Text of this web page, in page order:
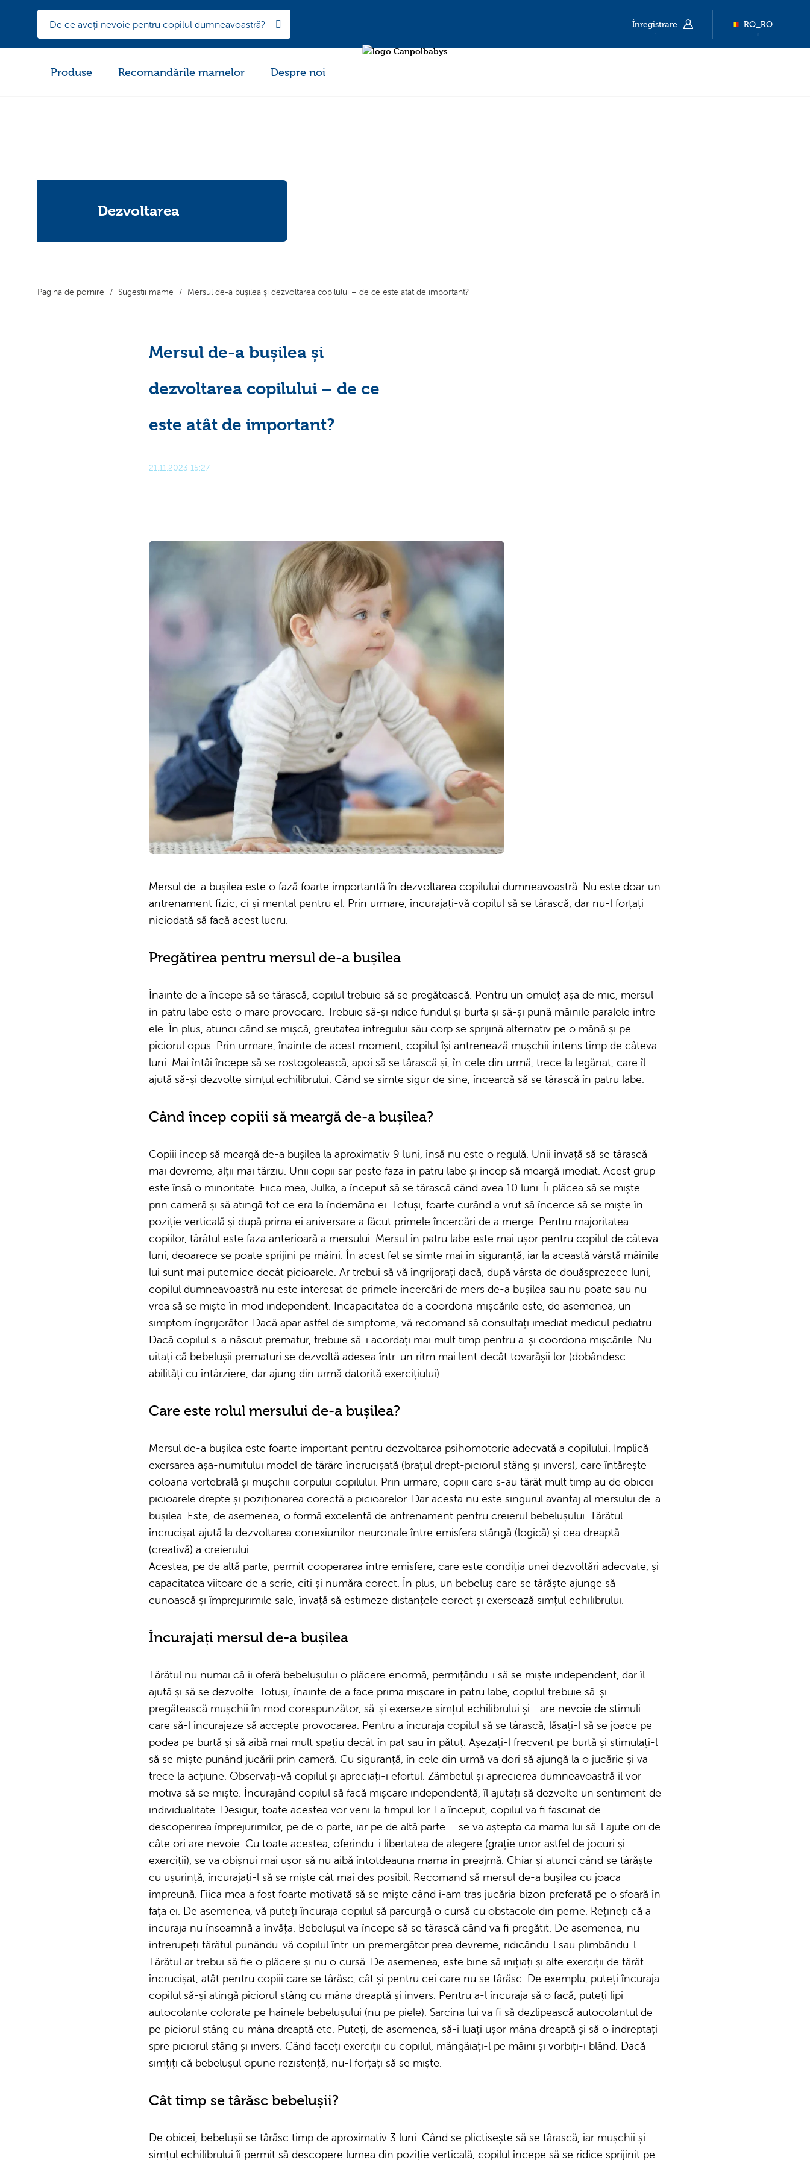
Înregistrare RO_RO
Produse Recomandările mamelor Despre noi
Dezvoltarea
Pagina de pornire Sugestii mame Mersul de-a bușilea și dezvoltarea copilului – de ce este atât de important?
Mersul de-a bușilea și
dezvoltarea copilului – de ce
este atât de important?
21.11.2023 15:27
Mersul de-a bușilea este o fază foarte importantă în dezvoltarea copilului dumneavoastră. Nu este doar un
antrenament fizic, ci și mental pentru el. Prin urmare, încurajați-vă copilul să se târască, dar nu-l forțați
niciodată să facă acest lucru.
Pregătirea pentru mersul de-a bușilea
Înainte de a începe să se târască, copilul trebuie să se pregătească. Pentru un omuleț așa de mic, mersul
în patru labe este o mare provocare. Trebuie să-și ridice fundul și burta și să-și pună mâinile paralele între
ele. În plus, atunci când se mișcă, greutatea întregului său corp se sprijină alternativ pe o mână și pe
piciorul opus. Prin urmare, înainte de acest moment, copilul își antrenează mușchii intens timp de câteva
luni. Mai întâi începe să se rostogolească, apoi să se târască și, în cele din urmă, trece la legănat, care îl
ajută să-și dezvolte simțul echilibrului. Când se simte sigur de sine, încearcă să se târască în patru labe.
Când încep copiii să meargă de-a bușilea?
Copiii încep să meargă de-a bușilea la aproximativ 9 luni, însă nu este o regulă. Unii învață să se târască
mai devreme, alții mai târziu. Unii copii sar peste faza în patru labe și încep să meargă imediat. Acest grup
este însă o minoritate. Fiica mea, Julka, a început să se târască când avea 10 luni. Îi plăcea să se miște
prin cameră și să atingă tot ce era la îndemâna ei. Totuși, foarte curând a vrut să încerce să se miște în
poziție verticală și după prima ei aniversare a făcut primele încercări de a merge. Pentru majoritatea
copiilor, târâtul este faza anterioară a mersului. Mersul în patru labe este mai ușor pentru copilul de câteva
luni, deoarece se poate sprijini pe mâini. În acest fel se simte mai în siguranță, iar la această vârstă mâinile
lui sunt mai puternice decât picioarele. Ar trebui să vă îngrijorați dacă, după vârsta de douăsprezece luni,
copilul dumneavoastră nu este interesat de primele încercări de mers de-a bușilea sau nu poate sau nu
vrea să se miște în mod independent. Incapacitatea de a coordona mișcările este, de asemenea, un
simptom îngrijorător. Dacă apar astfel de simptome, vă recomand să consultați imediat medicul pediatru.
Dacă copilul s-a născut prematur, trebuie să-i acordați mai mult timp pentru a-și coordona mișcările. Nu
uitați că bebelușii prematuri se dezvoltă adesea într-un ritm mai lent decât tovarășii lor (dobândesc
abilități cu întârziere, dar ajung din urmă datorită exercițiului).
Care este rolul mersului de-a bușilea?
Mersul de-a bușilea este foarte important pentru dezvoltarea psihomotorie adecvată a copilului. Implică
exersarea așa-numitului model de târâre încrucișată (brațul drept-piciorul stâng și invers), care întărește
coloana vertebrală și mușchii corpului copilului. Prin urmare, copiii care s-au târât mult timp au de obicei
picioarele drepte și poziționarea corectă a picioarelor. Dar acesta nu este singurul avantaj al mersului de-a
bușilea. Este, de asemenea, o formă excelentă de antrenament pentru creierul bebelușului. Târâtul
încrucișat ajută la dezvoltarea conexiunilor neuronale între emisfera stângă (logică) și cea dreaptă
(creativă) a creierului.
Acestea, pe de altă parte, permit cooperarea între emisfere, care este condiția unei dezvoltări adecvate, și
capacitatea viitoare de a scrie, citi și număra corect. În plus, un bebeluș care se târăște ajunge să
cunoască și împrejurimile sale, învață să estimeze distanțele corect și exersează simțul echilibrului.
Încurajați mersul de-a bușilea
Târâtul nu numai că îi oferă bebelușului o plăcere enormă, permițându-i să se miște independent, dar îl
ajută și să se dezvolte. Totuși, înainte de a face prima mișcare în patru labe, copilul trebuie să-și
pregătească mușchii în mod corespunzător, să-și exerseze simțul echilibrului și... are nevoie de stimuli
care să-l încurajeze să accepte provocarea. Pentru a încuraja copilul să se târască, lăsați-l să se joace pe
podea pe burtă și să aibă mai mult spațiu decât în pat sau în pătuț. Așezați-l frecvent pe burtă și stimulați-l
să se miște punând jucării prin cameră. Cu siguranță, în cele din urmă va dori să ajungă la o jucărie și va
trece la acțiune. Observați-vă copilul și apreciați-i efortul. Zâmbetul și aprecierea dumneavoastră îl vor
motiva să se miște. Încurajând copilul să facă mișcare independentă, îl ajutați să dezvolte un sentiment de
individualitate. Desigur, toate acestea vor veni la timpul lor. La început, copilul va fi fascinat de
descoperirea împrejurimilor, pe de o parte, iar pe de altă parte – se va aștepta ca mama lui să-l ajute ori de
câte ori are nevoie. Cu toate acestea, oferindu-i libertatea de alegere (grație unor astfel de jocuri și
exerciții), se va obișnui mai ușor să nu aibă întotdeauna mama în preajmă. Chiar și atunci când se târăște
cu ușurință, încurajați-l să se miște cât mai des posibil. Recomand să mersul de-a bușilea cu joaca
împreună. Fiica mea a fost foarte motivată să se miște când i-am tras jucăria bizon preferată pe o sfoară în
fața ei. De asemenea, vă puteți încuraja copilul să parcurgă o cursă cu obstacole din perne. Rețineți că a
încuraja nu înseamnă a învăța. Bebelușul va începe să se târască când va fi pregătit. De asemenea, nu
întrerupeți târâtul punându-vă copilul într-un premergător prea devreme, ridicându-l sau plimbându-l.
Târâtul ar trebui să fie o plăcere și nu o cursă. De asemenea, este bine să inițiați și alte exerciții de târât
încrucișat, atât pentru copiii care se târăsc, cât și pentru cei care nu se târăsc. De exemplu, puteți încuraja
copilul să-și atingă piciorul stâng cu mâna dreaptă și invers. Pentru a-l încuraja să o facă, puteți lipi
autocolante colorate pe hainele bebelușului (nu pe piele). Sarcina lui va fi să dezlipească autocolantul de
pe piciorul stâng cu mâna dreaptă etc. Puteți, de asemenea, să-i luați ușor mâna dreaptă și să o îndreptați
spre piciorul stâng și invers. Când faceți exerciții cu copilul, mângâiați-l pe mâini și vorbiți-i blând. Dacă
simțiți că bebelușul opune rezistență, nu-l forțați să se miște.
Cât timp se târăsc bebelușii?
De obicei, bebelușii se târăsc timp de aproximativ 3 luni. Când se plictisește să se târască, iar mușchii și
simțul echilibrului îi permit să descopere lumea din poziție verticală, copilul începe să se ridice sprijinit pe